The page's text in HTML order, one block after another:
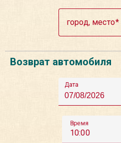
город, место
Возврат автомобиля
Дата
Время
10:00